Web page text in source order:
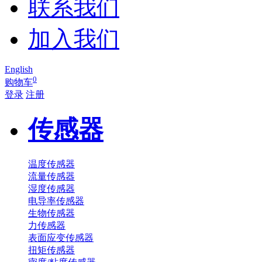
联系我们
加入我们
English
购物车0
登录 注册
传感器
温度传感器
流量传感器
湿度传感器
电导率传感器
生物传感器
力传感器
表面应变传感器
扭矩传感器